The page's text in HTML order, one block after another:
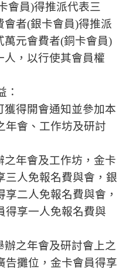
會員)得推派代表三
會者(銀卡會員)得推派
萬元會費者(銅卡會員)
人，以行使其會員權
：
獲得開會通知並參加本
年會、工作坊及研討
之年會及工作坊，金卡
三人免報名費與會，銀
享二人免報名費與會，
得享一人免報名費與
辦之年會及研討會上之
告攤位，金卡會員得享